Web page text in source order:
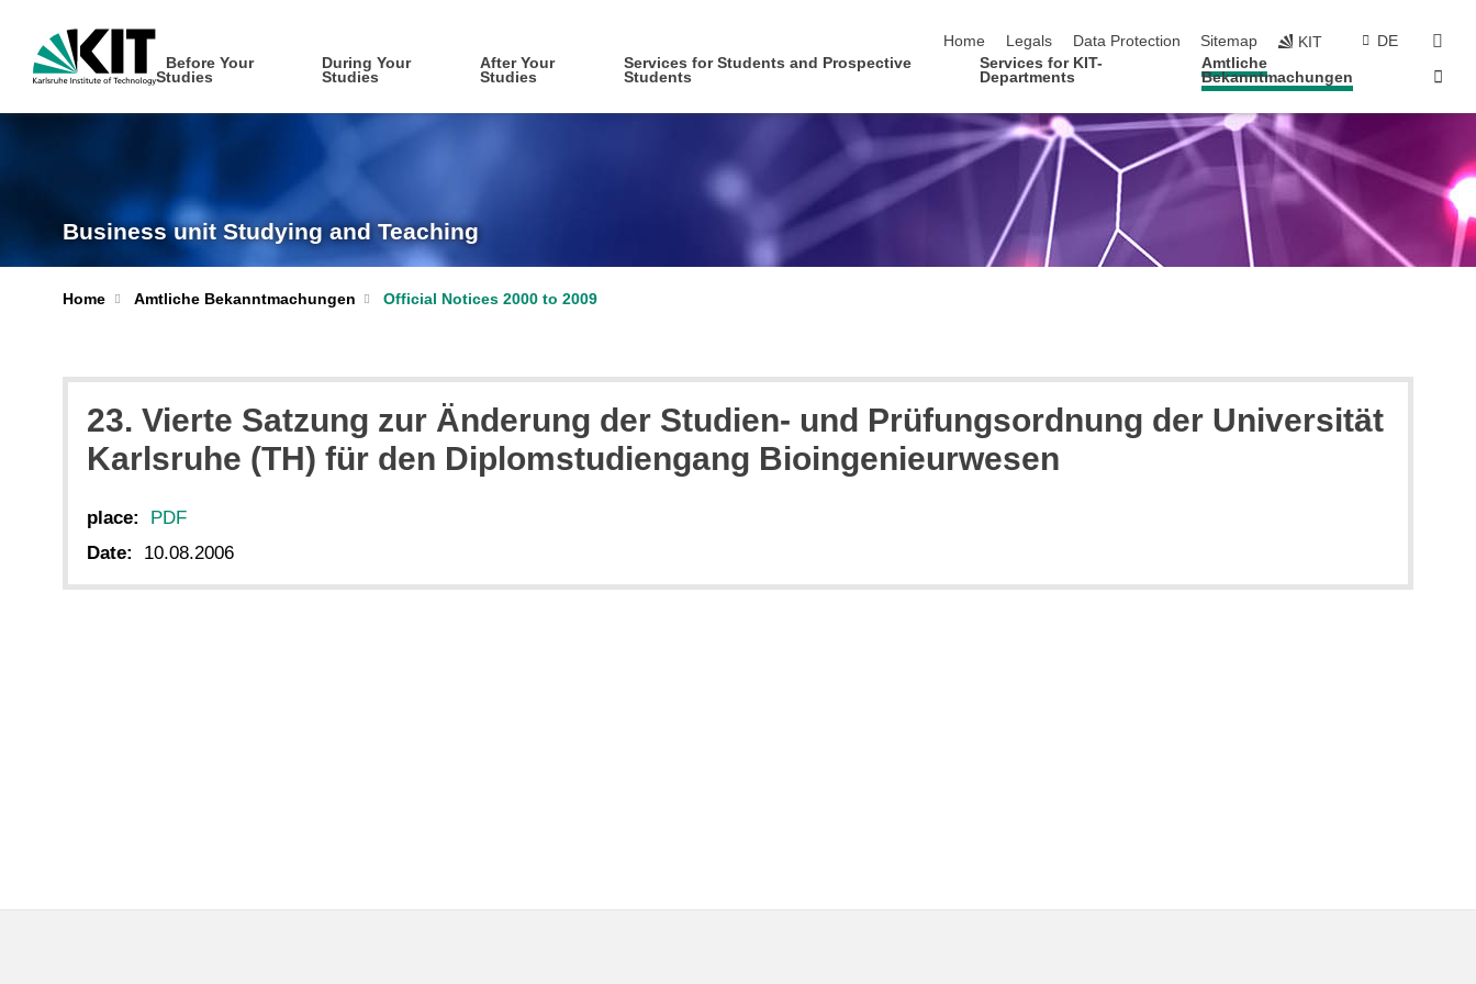
Home
Legals Data Protection Sitemap KIT DE
Before Your
Studies
During Your
Studies
After Your
Studies
Services for Students and Prospective
Students
Services for KIT-
Departments
Amtliche
Bekanntmachungen
Business unit Studying and Teaching
Home Amtliche Bekanntmachungen Official Notices 2000 to 2009
23. Vierte Satzung zur Änderung der Studien- und Prüfungsordnung der Universität
Karlsruhe (TH) für den Diplomstudiengang Bioingenieurwesen
place:
PDF
Date:
10.08.2006